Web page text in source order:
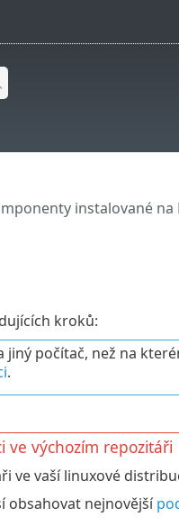
instalované na
kroků:
počítač, než na
.
ve výchozím repozitáři
ve vaší linuxové
obsahovat nejnovější